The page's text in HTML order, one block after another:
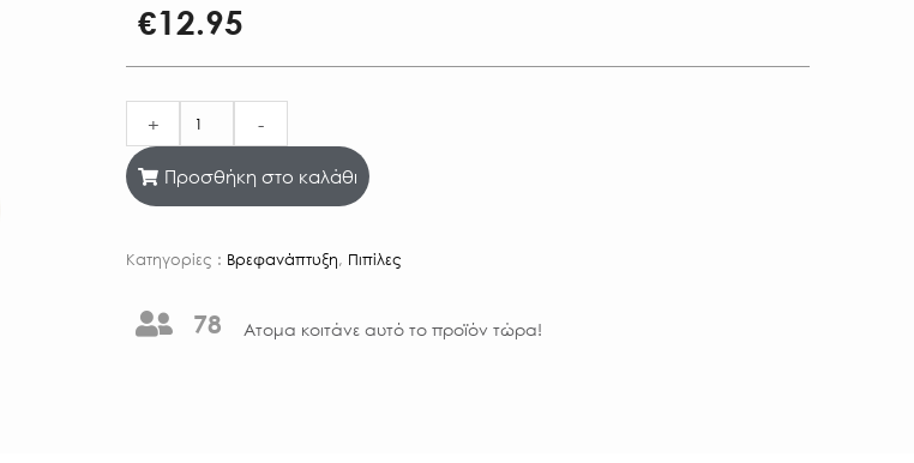
€12.95
+ -
Προσθήκη στο καλάθι
Κατηγορίες : Βρεφανάπτυξη, Πιπίλες
78 Aτομα κοιτάνε αυτό το προϊόν τώρα!